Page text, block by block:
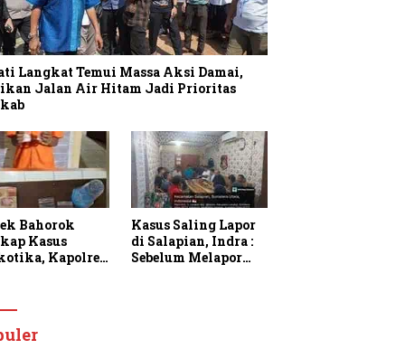
Langkat Temui Massa Aksi Damai,
Jalan Air Hitam Jadi Prioritas
Bahorok
Kasus
Kapolres
Masyarakat
110
Kasus Saling Lapor
di Salapian, Indra :
Sebelum Melapor